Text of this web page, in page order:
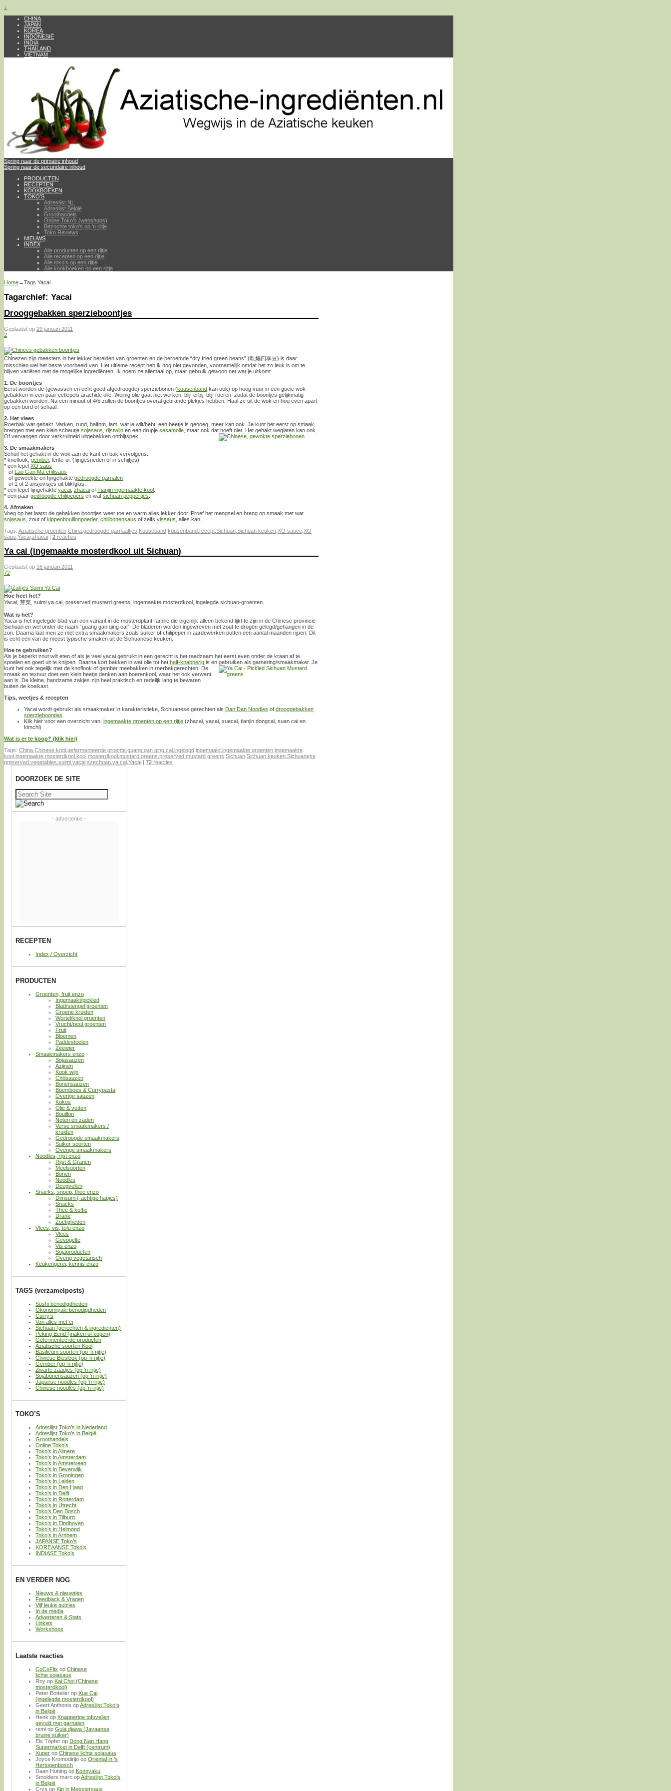
↓
CHINA
JAPAN
KOREA
INDONESIË
INDIA
THAILAND
VIETNAM
Spring naar de primaire inhoud
Spring naar de secundaire inhoud
PRODUCTEN
RECEPTEN
KOOKBOEKEN
TOKO’S
Adreslijst NL
Adreslijst België
Groothandels
Online Toko’s (webshops)
Bezochte toko’s op ’n rijtje
Toko Reviews
NIEUWS
INDEX
Alle producten op een rijtje
Alle recepten op een rijtje
Alle toko’s op een rijtje
Alle kookboeken op een rijtje
Home→Tags Yacai
Tagarchief: Yacai
Drooggebakken sperzieboontjes
Geplaatst op 29 januari 2011
2
Chinezen zijn meesters in het lekker bereiden van groenten en de beroemde “dry fried green beans” (乾煸四季豆) is daar
misschien wel het beste voorbeeld van. Het ultieme recept heb ik nog niet gevonden, voornamelijk omdat het zo leuk is om te
blijven variëren met de mogelijke ingrediënten. Ik noem ze allemaal op, maar gebruik gewoon net wat je uitkomt.
1. De boontjes
Eerst worden de (gewassen en echt goed afgedroogde) sperziebonen (kousenband kan ook) op hoog vuur in een goeie wok
gebakken in een paar eetlepels arachide olie. Weinig olie gaat niet werken, blijf erbij, blijf roeren, zodat de boontjes gelijkmatig
gebakken worden. Na een minuut of 4/5 zullen de boontjes overal gebrande plekjes hebben. Haal ze uit de wok en hou even apart
op een bord of schaal.
2. Het vlees
Roerbak wat gehakt. Varken, rund, halfom, lam, wat je wilt/hebt, een beetje is genoeg, meer kan ook. Je kunt het eerst op smaak
brengen met een klein scheutje sojasaus rijstwijn en een drupje sesamolie , maar ook dat hoeft niet. Het gehakt weglaten kan ook.
Of vervangen door verkruimeld uitgebakken ontbijtspek.
3. De smaakmakers
Schuif het gehakt in de wok aan de kant en bak vervolgens:
* knoflook, gember, lente-ui. (fijngesneden of in schijfjes)
* een lepel XO saus
of Lao Gan Ma chilisaus
of geweekte en fijngehakte gedroogde garnalen
of 1 of 2 ansjovisjes uit blik/glas.
* een lepel fijngehakte yacai zhacai of Tianjin ingemaakte kool
* een paar gedroogde chilipepers en wat sichuan peppertjes
4. Afmaken
Voeg op het laatst de gebakken boontjes weer toe en warm alles lekker door. Proef het mengsel en breng op smaak met wat
sojasaus , zout of kippenbouillonpoeder, chilibonensaus of zelfs vissaus , alles kan.
Tags: Aziatische groenten China gedroogde garnaaltjes Kouseband kousenband recept Sichuan Sichuan keuken XO sauce XO
saus Yacai zhacai | 2 reacties
Ya cai (ingemaakte mosterdkool uit Sichuan)
Geplaatst op 16 januari 2011
72
Hoe heet het?
Yacai, 芽菜, suimi ya cai, preserved mustard greens, ingemaakte mosterdkool, ingelegde sichuan-groenten.
Wat is het?
Yacai is het ingelegde blad van een variant in de mosterdplant-familie die eigenlijk alleen bekend lijkt te zijn in de Chinese provincie
Sichuan en wel onder de naam “guang gan qing cai”. De bladeren worden ingewreven met zout te drogen gelegd/gehangen in de
zon. Daarna laat men ze met extra smaakmakers zoals suiker of chilipeper in aardewerken potten een aantal maanden rijpen. Dit
is echt een van de meest typische smaken uit de Sichuanese keuken.
Hoe te gebruiken?
Als je beperkt zout wilt eten of als je veel yacai gebruikt in een gerecht is het raadzaam het eerst even onder de kraan af te
spoelen en goed uit te knijpen. Daarna kort bakken in wat olie tot het half-knapperig is en gebruiken als garnering/smaakmaker. Je
kunt het ook tegelijk met de knoflook of gember meebakken in roerbakgerechten. De
smaak en textuur doet een klein beetje denken aan boerenkool, waar het ook verwant
aan is. De kleine, handzame zakjes zijn heel praktisch en redelijk lang te bewaren
buiten de koelkast.
Tips, weetjes & recepten
Yacai wordt gebruikt als smaakmaker in karakteristieke, Sichuanese gerechten als Dan Dan Noodles of drooggebakken
sperzieboontjes
Klik hier voor een overzicht van: ingemaakte groenten op een rijtje (zhacai, yacai, xuecai, tianjin dongcai, suan cai en
kimchi)
Wat is er te koop? (klik hier)
Tags: China Chinese kool gefermenteerde groente guang gan qing cai ingelegd ingemaakt ingemaakte groenten ingemaakte
kool ingemaakte mosterdkool kool mosterdkool mustard greens preserved mustard greens Sichuan Sichuan keuken Sichuanese
preserved vegetables suimi yacai szechuan ya cai Yacai | 72 reacties
DOORZOEK DE SITE
Zoeken
naar:
- advertentie -
RECEPTEN
Index / Overzicht
PRODUCTEN
Groenten, fruit enzo
Ingemaakt/pickled
Blad/stengel groenten
Groene kruiden
Wortel/knol groenten
Vrucht/peul groenten
Fruit
Bloemen
Paddestoelen
Zeewier
Smaakmakers enzo
Sojasauzen
Azijnen
Kook wijn
Chilisauzen
Bonensauzen
Boemboes & Currypasta
Overige sauzen
Kokos
Olie & vetten
Bouillon
Noten en zaden
Verse smaakmakers /
kruiden
Gedroogde smaakmakers
Suiker soorten
Overige smaakmakers
Noodles, rijst enzo
Rijst & Granen
Meelsoorten
Bonen
Noodles
Deegvellen
Snacks, snoep, thee enzo
Dimsum (-achtige hapjes)
Snacks
Thee & koffie
Drank
Zoetigheden
Vlees, vis, tofu enzo
Vlees
Gevogelte
Vis enzo
Sojaproducten
Overig vegetarisch
Keukengerei, kennis enzo
TAGS (verzamelposts)
Sushi benodigdheden
Okonomiyaki benodigdheden
Curry’s
Van alles met ei
Sichuan (gerechten & ingredienten)
Peking Eend (maken of kopen)
Gefermenteerde producten
Aziatische soorten Kool
Basilicum soorten (op ’n rijtje)
Chinese Bieslook (op ’n rijtje)
Gember (op ’n rijtje)
Zwarte zaadjes (op ’n rijtje)
Sojabonensauzen (op ’n rijtje)
Japanse noodles (op ’n rijtje)
Chinese noodles (op ’n rijtje)
TOKO’S
Adreslijst Toko’s in Nederland
Adreslijst Toko’s in België
Groothandels
Online Toko’s
Toko’s in Almere
Toko’s in Amsterdam
Toko’s in Amstelveen
Toko’s in Beverwijk
Toko’s in Groningen
Toko’s in Leiden
Toko’s in Den Haag
Toko’s in Delft
Toko’s in Rotterdam
Toko’s in Utrecht
Toko’s Den Bosch
Toko’s in Tilburg
Toko’s in Eindhoven
Toko’s in Helmond
Toko’s in Arnhem
JAPANSE Toko’s
KOREAANSE Toko’s
INDIASE Toko’s
EN VERDER NOG
Nieuws & nieuwtjes
Feedback & Vragen
Vijf leuke quizjes
In de media
Adverteren & Stats
Linkjes
Workshops
Laatste reacties
CoCoFlix op Chinese
lichte sojasaus
Roy op Kai Choi (Chinese
mosterdkool)
Peter Bottelier op Xue Cai
(ingelegde mosterdkool)
Geert Anthonis opAdreslijst Toko’s
in België
Henk op Knapperige tofuvellen
gevuld met garnalen
remi op Gula djawa (Javaanse
bruine suiker)
Els Töpfer op Dong Nan Hang
Supermarket in Delft (centrum)
Xuper op Chinese lichte sojasaus
Joyce Kromodirijo op Oriental in ’s
Hertogenbosch
Daan Hutting op Konnyaku
Smolders marc opAdreslijst Toko’s
in België
Crys op Kip in Meestersaus